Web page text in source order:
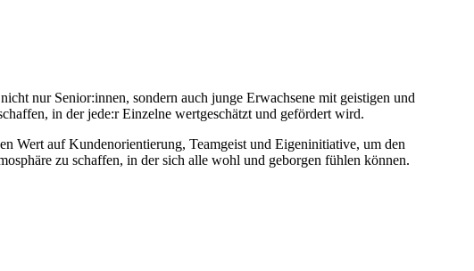
nur Senior:innen, sondern auch junge Erwachsene mit geistigen und
in der jede:r Einzelne wertgeschätzt und gefördert wird.
Wert auf Kundenorientierung, Teamgeist und Eigeninitiative, um den
zu schaffen, in der sich alle wohl und geborgen fühlen können.